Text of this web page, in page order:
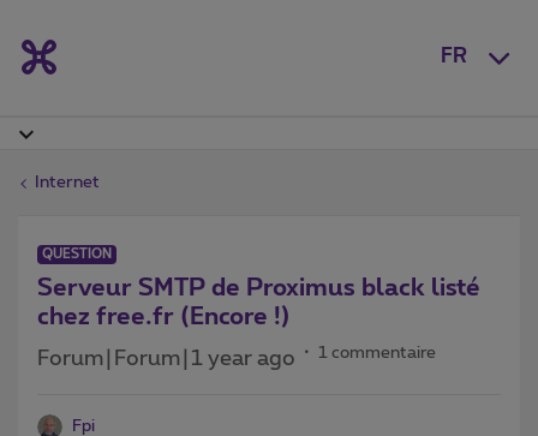
FR
Internet
QUESTION
Serveur SMTP de Proximus black listé
chez free.fr (Encore !)
Forum|Forum|1 year ago 1 commentaire
Fpi